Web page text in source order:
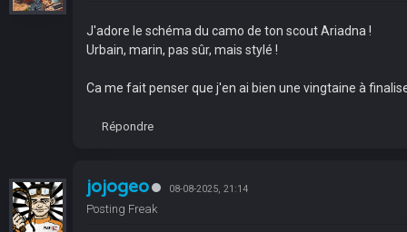
J'adore le schéma du camo de ton scout Ariadna !
Urbain, marin, pas sûr, mais stylé !
Ca me fait penser que j'en ai bien une vingtaine à
Répondre
jojogeo 08-08-2025, 21:14
Posting Freak